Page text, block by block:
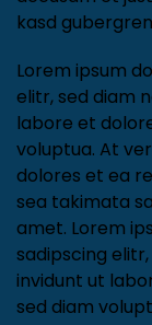
accusam et
Lorem ipsum
elitr, sed diam
labore et
voluptua. At
dolores et ea
sea takimata
amet. Lorem
sadipscing
invidunt ut